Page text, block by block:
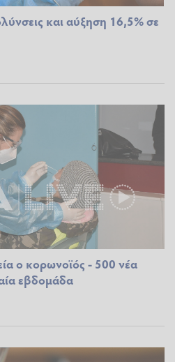
και αύξηση 16,5% σε
ο κορωνοϊός - 500 νέα
εβδομάδα